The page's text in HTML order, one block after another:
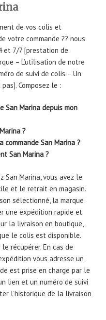
de vos colis et
votre commande ?? nous
et 7/7 [prestation de
– L’utilisation de notre
de suivi de colis – Un
Composez le :
San Marina depuis mon
?
commande San Marina ?
San Marina ?
San Marina, vous avez le
et le retrait en magasin.
sélectionné, la marque
une expédition rapide et
la livraison en boutique,
le colis est disponible.
récupérer. En cas de
vous adresse un
est prise en charge par le
lien et un numéro de suivi
l’historique de la livraison